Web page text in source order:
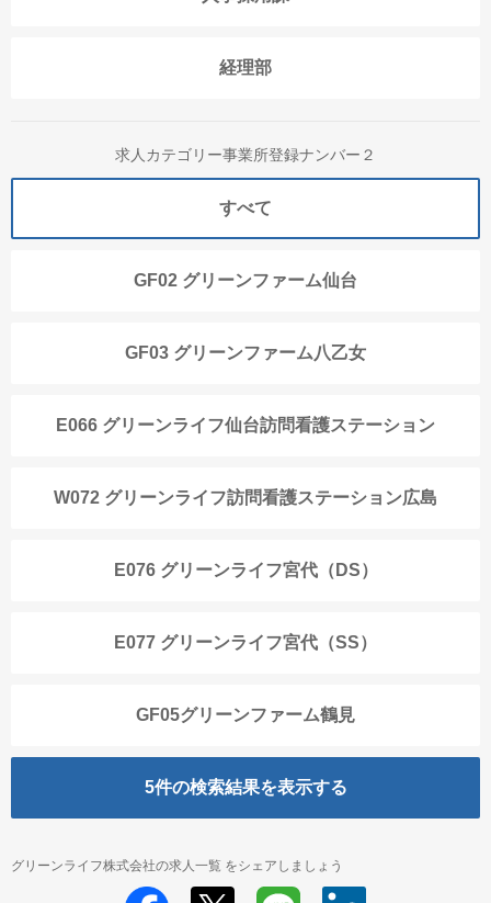
経理部
求人カテゴリー事業所登録ナンバー２
すべて
GF02 グリーンファーム仙台
GF03 グリーンファーム八乙女
E066 グリーンライフ仙台訪問看護ステーション
W072 グリーンライフ訪問看護ステーション広島
E076 グリーンライフ宮代（DS）
E077 グリーンライフ宮代（SS）
GF05グリーンファーム鶴見
5件の検索結果を表示する
グリーンライフ株式会社の求人一覧 をシェアしましょう